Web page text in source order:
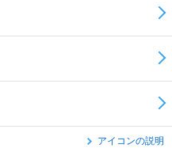
アイコンの説明